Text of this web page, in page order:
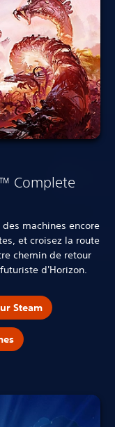
Complete
machines encore
et croisez la route
chemin de retour
d'Horizon.
Steam